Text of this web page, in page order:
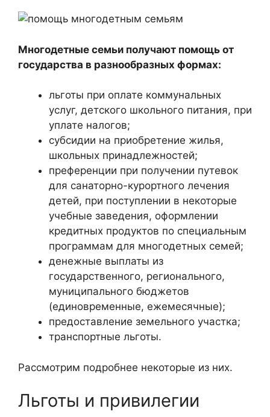
Многодетные семьи получают помощь от
государства в разнообразных формах:
льготы при оплате коммунальных
услуг, детского школьного питания, при
уплате налогов;
субсидии на приобретение жилья,
школьных принадлежностей;
преференции при получении путевок
для санаторно-курортного лечения
детей, при поступлении в некоторые
учебные заведения, оформлении
кредитных продуктов по специальным
программам для многодетных семей;
денежные выплаты из
государственного, регионального,
муниципального бюджетов
(единовременные, ежемесячные);
предоставление земельного участка;
транспортные льготы.
Рассмотрим подробнее некоторые из них.
Льготы и привилегии